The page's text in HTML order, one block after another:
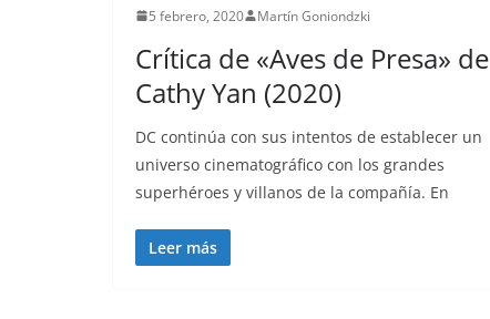
5 febrero, 2020 Martín Goniondzki
Crítica de «Aves de Presa» de
Cathy Yan (2020)
DC continúa con sus intentos de establecer un
universo cinematográfico con los grandes
superhéroes y villanos de la compañía. En
Leer más